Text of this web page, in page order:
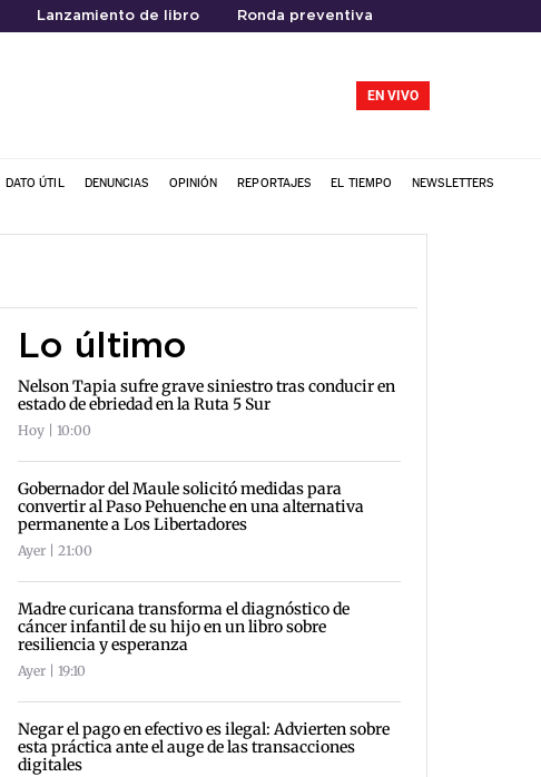
Lanzamiento de libro Ronda preventiva
EN VIVO
DATO ÚTIL DENUNCIAS OPINIÓN REPORTAJES EL TIEMPO NEWSLETTERS
Lo último
Nelson Tapia sufre grave siniestro tras conducir en
estado de ebriedad en la Ruta 5 Sur
Hoy | 10:00
Gobernador del Maule solicitó medidas para
convertir al Paso Pehuenche en una alternativa
permanente a Los Libertadores
Ayer | 21:00
Madre curicana transforma el diagnóstico de
cáncer infantil de su hijo en un libro sobre
resiliencia y esperanza
Ayer | 19:10
Negar el pago en efectivo es ilegal: Advierten sobre
esta práctica ante el auge de las transacciones
digitales